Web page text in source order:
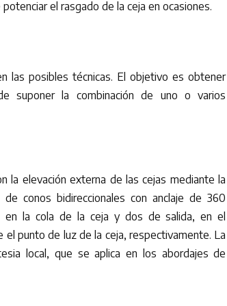
el rasgado de la ceja en ocasiones.
las posibles técnicas. El objetivo es obtener
suponer la combinación de uno o varios
la elevación externa de las cejas mediante la
conos bidireccionales con anclaje de 360
en la cola de la ceja y dos de salida, en el
punto de luz de la ceja, respectivamente. La
local, que se aplica en los abordajes de